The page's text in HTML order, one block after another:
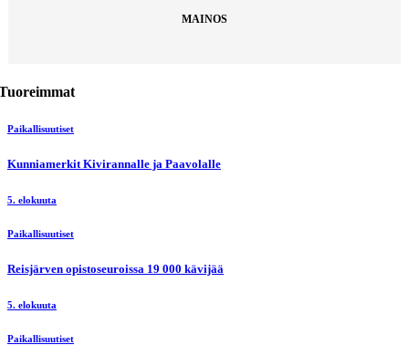
MAINOS
Paikallisuutiset
Kunniamerkit Kivirannalle ja Paavolalle
5. elokuuta
Paikallisuutiset
Reisjärven opistoseuroissa 19 000 kävijää
5. elokuuta
Paikallisuutiset